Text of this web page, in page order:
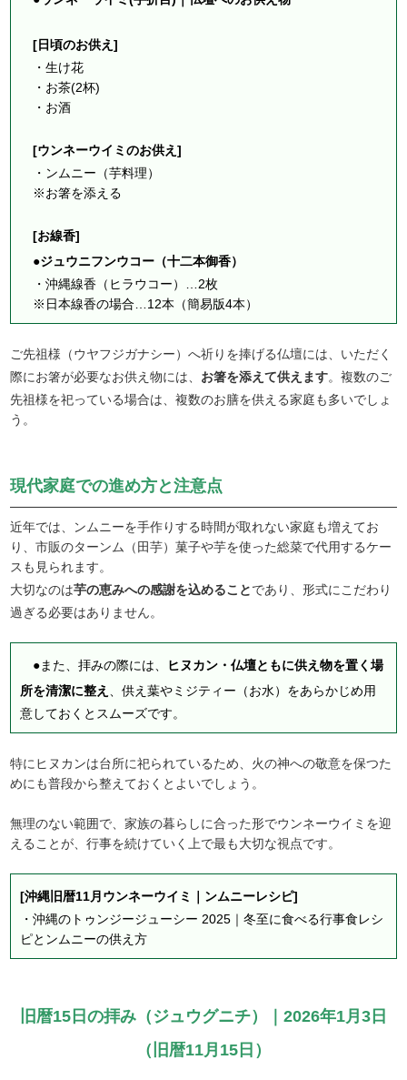
[日頃のお供え]
・生け花
・お茶(2杯)
・お酒
[ウンネーウイミのお供え]
・ンムニー（芋料理）
※お箸を添える
[お線香]
●ジュウニフンウコー（十二本御香）
・沖縄線香（ヒラウコー）…2枚
※日本線香の場合…12本（簡易版4本）
ご先祖様（ウヤフジガナシー）へ祈りを捧げる仏壇には、いただく
際にお箸が必要なお供え物には、 お箸を添えて供えます。複数のご
先祖様を祀っている場合は、複数のお膳を供える家庭も多いでしょ
う。
現代家庭での進め方と注意点
近年では、ンムニーを手作りする時間が取れない家庭も増えてお
り、市販のターンム（田芋）菓子や芋を使った総菜で代用するケー
スも見られます。
大切なのは芋の恵みへの感謝を込めることであり、形式にこだわり
過ぎる必要はありません。
●また、拝みの際には、
ヒヌカン・仏壇ともに供え物を置く場
所を清潔に整え
、供え葉やミジティー（お水）をあらかじめ用
意しておくとスムーズです。
特にヒヌカンは台所に祀られているため、火の神への敬意を保つた
めにも普段から整えておくとよいでしょう。
無理のない範囲で、家族の暮らしに合った形でウンネーウイミを迎
えることが、行事を続けていく上で最も大切な視点です。
[沖縄旧暦11月ウンネーウイミ｜ンムニーレシピ]
・沖縄のトゥンジージューシー 2025｜冬至に食べる行事食レシ
ピとンムニーの供え方
旧暦15日の拝み（ジュウグニチ）｜2026年1月3日
（旧暦11月15日）